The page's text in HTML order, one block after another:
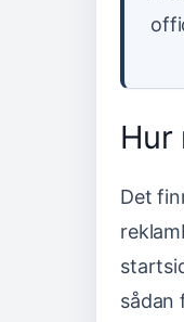
Hur
Det
sådan